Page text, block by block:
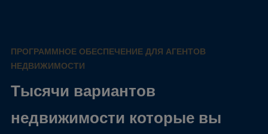
ПРОГРАММНОЕ ОБЕСПЕЧЕНИЕ ДЛЯ АГЕНТОВ
НЕДВИЖИМОСТИ
Тысячи вариантов
недвижимости которые вы